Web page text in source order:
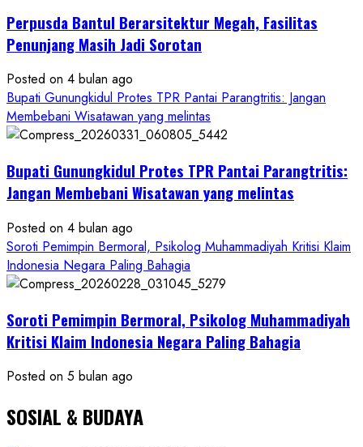
Cair
ke
Ketum
PWRI
RI
Minta
Resmi
Perpusda Bantul Berarsitektur Megah, Fasilitas
Penunjang Masih Jadi Sorotan
Posted on 4 bulan ago
Bupati Gunungkidul Protes TPR Pantai Parangtritis: Jangan
Membebani Wisatawan yang melintas
Bupati Gunungkidul Protes TPR Pantai Parangtritis:
Jangan Membebani Wisatawan yang melintas
Posted on 4 bulan ago
Soroti Pemimpin Bermoral, Psikolog Muhammadiyah Kritisi Klaim
Indonesia Negara Paling Bahagia
Soroti Pemimpin Bermoral, Psikolog Muhammadiyah
Kritisi Klaim Indonesia Negara Paling Bahagia
Posted on 5 bulan ago
SOSIAL & BUDAYA